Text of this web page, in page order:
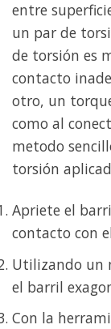
entre
un par de
de torsión es
contacto
otro, un
como al
metodo
torsión
Apriete el
contacto con
Utilizando un
el barril
Con la